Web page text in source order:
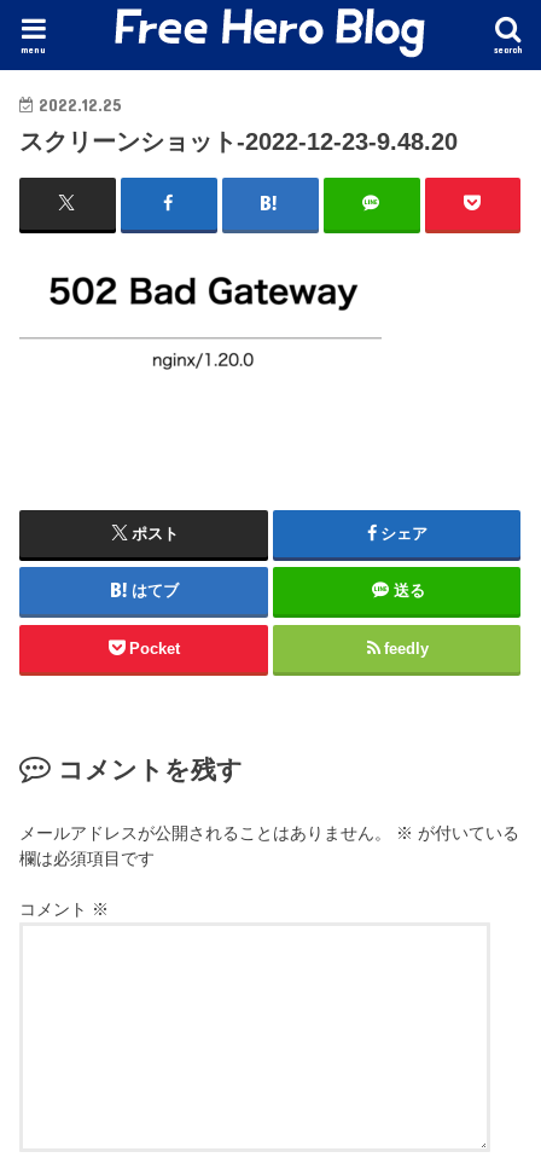
search
menu
2022.12.25
スクリーンショット-2022-12-23-9.48.20
ポスト シェア
はてブ 送る
Pocket feedly
コメントを残す
メールアドレスが公開されることはありません。 ※ が付いている
欄は必須項目です
コメント ※